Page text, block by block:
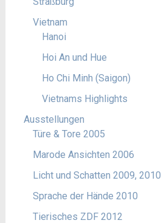
Vietnam
Hanoi
Hoi An und Hue
Ho Chi Minh (Saigon)
Vietnams Highlights
Ausstellungen
Türe & Tore 2005
Marode Ansichten 2006
Licht und Schatten 2009, 2010
Sprache der Hände 2010
Tierisches ZDF 2012